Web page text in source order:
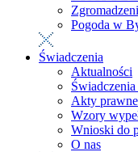
Pogoda w
Świadczenia
Aktualności
Akty prawne
Wzory
Wnioski do
O nas